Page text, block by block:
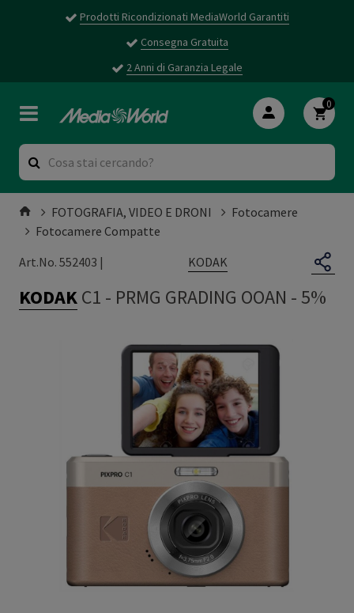
Prodotti Ricondizionati MediaWorld Garantiti
Consegna Gratuita
2 Anni di Garanzia Legale
0
FOTOGRAFIA, VIDEO E DRONI
Fotocamere
Fotocamere Compatte
Art.No. 552403 |
KODAK
KODAKC1 - PRMG GRADING OOAN - 5%